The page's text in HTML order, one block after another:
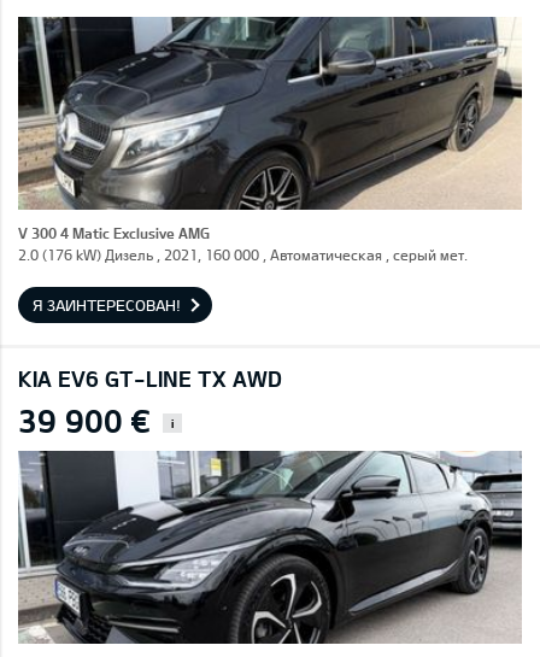
V 300 4 Matic Exclusive AMG
2.0 (176 kW) Дизель , 2021, 160 000 , Автоматическая , серый мет.
Я ЗАИНТЕРЕСОВАН!
KIA EV6 GT-LINE TX AWD
39 900 € i